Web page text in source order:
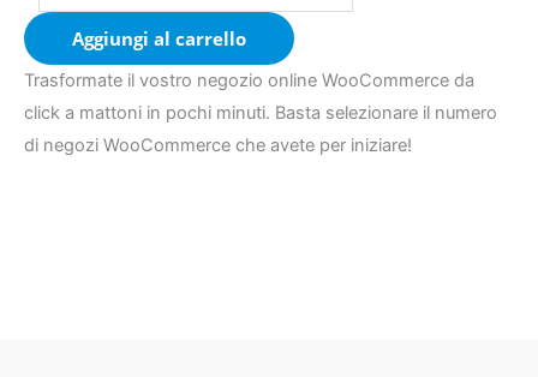
Aggiungi al carrello
Trasformate il vostro negozio online WooCommerce da
click a mattoni in pochi minuti. Basta selezionare il numero
di negozi WooCommerce che avete per iniziare!